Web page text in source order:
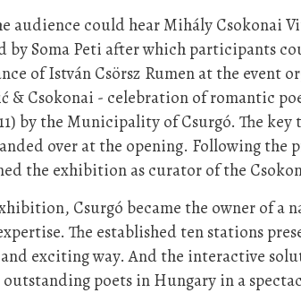
audience could hear Mihály Csokonai
by Soma Peti after which participants
of István Csörsz Rumen at the event
& Csokonai - celebration of romantic
by the Municipality of Csurgó. The
over at the opening. Following the
the exhibition as curator of the
Csurgó became the owner of
The established ten stations
exciting way. And the interactive
poets in Hungary in a